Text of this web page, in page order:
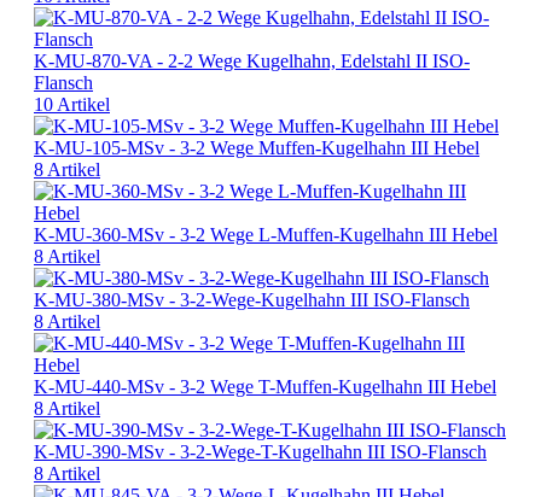
K-MU-870-VA - 2-2 Wege Kugelhahn, Edelstahl II ISO-
Flansch
10 Artikel
K-MU-105-MSv - 3-2 Wege Muffen-Kugelhahn III Hebel
8 Artikel
K-MU-360-MSv - 3-2 Wege L-Muffen-Kugelhahn III Hebel
8 Artikel
K-MU-380-MSv - 3-2-Wege-Kugelhahn III ISO-Flansch
8 Artikel
K-MU-440-MSv - 3-2 Wege T-Muffen-Kugelhahn III Hebel
8 Artikel
K-MU-390-MSv - 3-2-Wege-T-Kugelhahn III ISO-Flansch
8 Artikel